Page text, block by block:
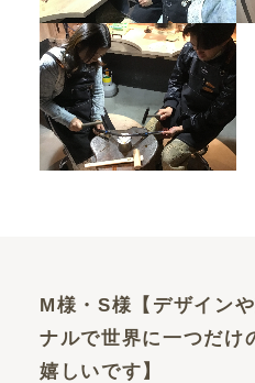
M様・S様【デザイン
ナルで世界に一つだけ
嬉しいです】